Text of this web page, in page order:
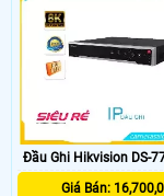
Đầu Ghi Hikvision DS-
Giá Bán: